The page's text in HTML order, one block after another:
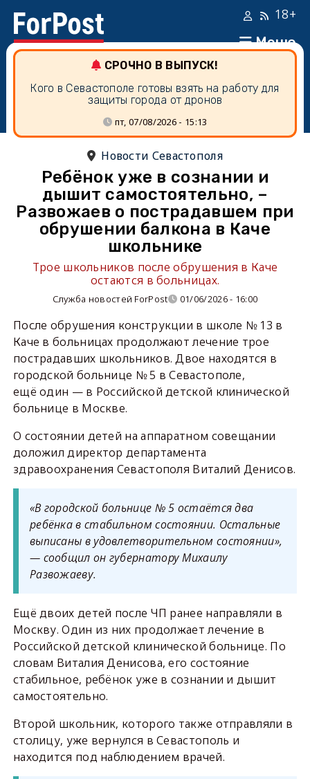
Меню
18+
СРОЧНО В ВЫПУСК!
Кого в Севастополе готовы взять на работу для
защиты города от дронов
пт, 07/08/2026 - 15:13
Новости Севастополя
Ребёнок уже в сознании и
дышит самостоятельно, –
Развожаев о пострадавшем при
обрушении балкона в Каче
школьнике
Трое школьников после обрушения в Каче
остаются в больницах.
Служба новостей ForPost 01/06/2026 - 16:00
После обрушения конструкции в школе № 13 в
Каче в больницах продолжают лечение трое
пострадавших школьников. Двое находятся в
городской больнице № 5 в Севастополе,
ещё один — в Российской детской клинической
больнице в Москве.
О состоянии детей на аппаратном совещании
доложил директор департамента
здравоохранения Севастополя Виталий Денисов.
«В городской больнице № 5 остаётся два
ребёнка в стабильном состоянии. Остальные
выписаны в удовлетворительном состоянии»,
— сообщил он губернатору Михаилу
Развожаеву.
Ещё двоих детей после ЧП ранее направляли в
Москву. Один из них продолжает лечение в
Российской детской клинической больнице. По
словам Виталия Денисова, его состояние
стабильное, ребёнок уже в сознании и дышит
самостоятельно.
Второй школьник, которого также отправляли в
столицу, уже вернулся в Севастополь и
находится под наблюдением врачей.